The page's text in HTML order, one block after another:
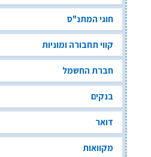
חוגי המתנ"ס
קווי תחבורה ומוניות
חברת החשמל
בנקים
דואר
מקוואות